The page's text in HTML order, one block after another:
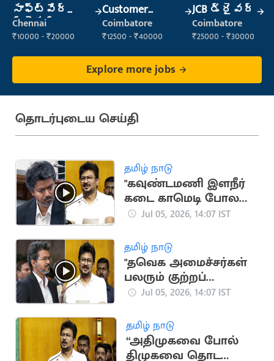
సాఫ్ట్‌వేర్
ట్రైనర్
Chennai
₹10000 - ₹20000
Customer
Support Officer
Coimbatore
₹12500 - ₹40000
JCB డ్రైవర్
Coimbatore
₹25000 - ₹30000
Explore more jobs
தொடர்புடைய செய்தி
தமிழ் நாடு
"கவுண்டமணி இளநீர்
கடை காமெடி போல
தவெக உள்ளது”..
Jul 05, 2026, 14:07 IST
தமிழ் நாடு
"தவெக அமைச்சர்கள்
பலரும் குற்றப்
பின்னணி
உதயநிதி குற்றச்சாட்டு
Jul 05, 2026, 14:07 IST
தமிழ் நாடு
“அதிமுகவை போல்
திமுகவை தொட